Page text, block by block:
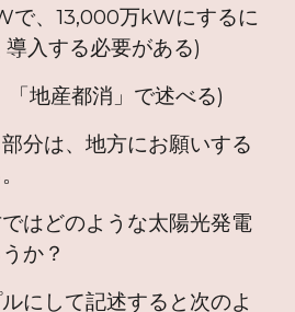
で、13,000万kWにするに
入する必要がある)
「地産都消」で述べる)
分は、地方にお願いする
はどのような太陽光発電
か？
にして記述すると次のよ